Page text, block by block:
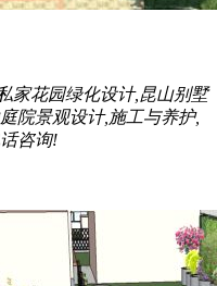
家花园绿化设计,昆山别墅
院景观设计,施工与养护,
咨询!